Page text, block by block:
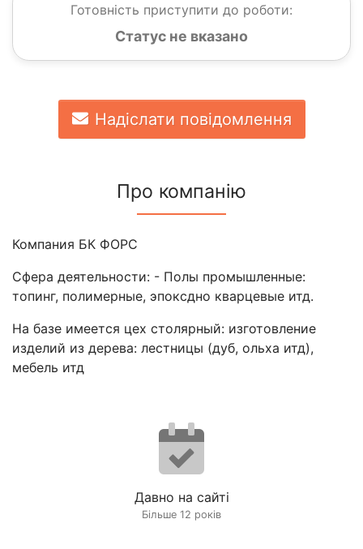
Готовність приступити до роботи:
Статус не вказано
Надіслати повідомлення
Про компанію
Компания БК ФОРС
Сфера деятельности: - Полы промышленные:
топинг, полимерные, эпоксдно кварцевые итд.
На базе имеется цех столярный: изготовление
изделий из дерева: лестницы (дуб, ольха итд),
мебель итд
Давно на сайті
Більше 12 років